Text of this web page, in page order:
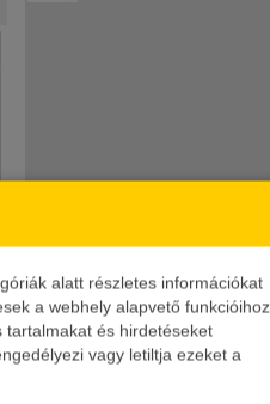
alatt részletes információkat
a webhely alapvető funkcióihoz.
tartalmakat és hirdetéseket
vagy letiltja ezeket a